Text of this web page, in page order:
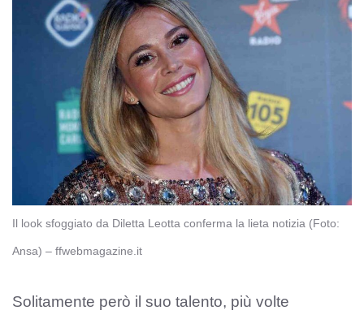
Il look sfoggiato da Diletta Leotta conferma la lieta notizia (Foto:
Ansa) – ffwebmagazine.it
Solitamente però il suo talento, più volte